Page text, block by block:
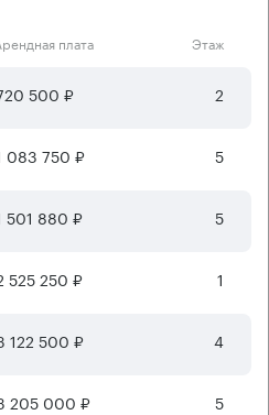
плата Этаж
500 ₽ 2
083 750 ₽ 5
501 880 ₽ 5
525 250 ₽ 1
122 500 ₽ 4
205 000 ₽ 5